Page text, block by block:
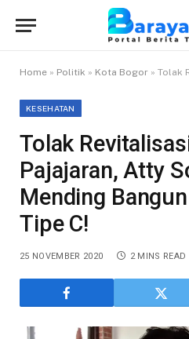
Home » Politik » Kota Bogor » Tolak
KESEHATAN
Tolak
Pajajaran, Atty
Mending
Tipe C!
25 NOVEMBER 2020 2 MINS READ